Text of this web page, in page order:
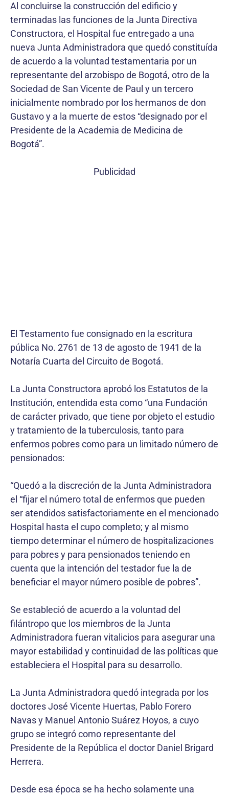
Al concluirse la construcción del edificio y
terminadas las funciones de la Junta Directiva
Constructora, el Hospital fue entregado a una
nueva Junta Administradora que quedó constituída
de acuerdo a la voluntad testamentaria por un
representante del arzobispo de Bogotá, otro de la
Sociedad de San Vicente de Paul y un tercero
inicialmente nombrado por los hermanos de don
Gustavo y a la muerte de estos “designado por el
Presidente de la Academia de Medicina de
Bogotá”.
Publicidad
El Testamento fue consignado en la escritura
pública No. 2761 de 13 de agosto de 1941 de la
Notaría Cuarta del Circuito de Bogotá.
La Junta Constructora aprobó los Estatutos de la
Institución, entendida esta como “una Fundación
de carácter privado, que tiene por objeto el estudio
y tratamiento de la tuberculosis, tanto para
enfermos pobres como para un limitado número de
pensionados:
“Quedó a la discreción de la Junta Administradora
el “fijar el número total de enfermos que pueden
ser atendidos satisfactoriamente en el mencionado
Hospital hasta el cupo completo; y al mismo
tiempo determinar el número de hospitalizaciones
para pobres y para pensionados teniendo en
cuenta que la intención del testador fue la de
beneficiar el mayor número posible de pobres”.
Se estableció de acuerdo a la voluntad del
filántropo que los miembros de la Junta
Administradora fueran vitalicios para asegurar una
mayor estabilidad y continuidad de las políticas que
estableciera el Hospital para su desarrollo.
La Junta Administradora quedó integrada por los
doctores José Vicente Huertas, Pablo Forero
Navas y Manuel Antonio Suárez Hoyos, a cuyo
grupo se integró como representante del
Presidente de la República el doctor Daniel Brigard
Herrera.
Desde esa época se ha hecho solamente una